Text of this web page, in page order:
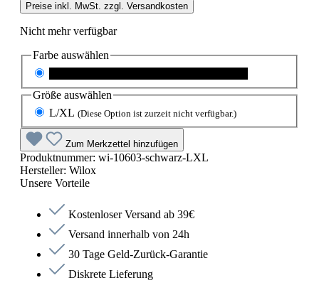
Preise inkl. MwSt. zzgl. Versandkosten
Nicht mehr verfügbar
Farbe auswählen
Größe auswählen
L/XL (Diese Option ist zurzeit nicht verfügbar.)
Zum Merkzettel hinzufügen
Produktnummer: wi-10603-schwarz-LXL
Hersteller: Wilox
Unsere Vorteile
Kostenloser Versand ab 39€
Versand innerhalb von 24h
30 Tage Geld-Zurück-Garantie
Diskrete Lieferung